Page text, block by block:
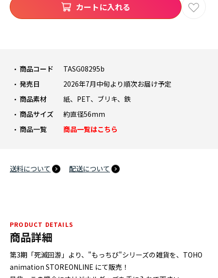
商品コード
TASG08295b
発売日
2026年7月中旬より順次お届け予定
商品素材
紙、PET、ブリキ、鉄
商品サイズ
約直径56mm
商品一覧
商品一覧はこちら
送料について 配送について
カートに入れる
PRODUCT DETAILS
商品詳細
第3期「死滅回游」より、"もっちび"シリーズの雑貨を、TOHO
animation STOREONLINE にて販売！